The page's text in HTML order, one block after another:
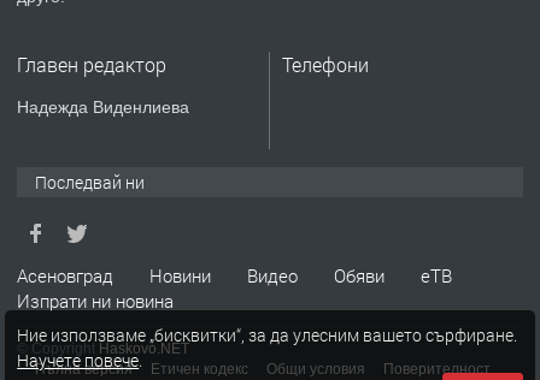
Висококачествени Целофанови
ПРЕДЛАГА Кутии с подаръци
Главен редактор
Надежда Виденлиева
Телефони
Последвай ни
Асеновград Новини Видео Обяви
еТВ
Изпрати ни новина
© Copyright Haskovo.NET
Пълна версия
Етичен кодекс Общи условия Поверителност
Ние използваме „бисквитки“, за да улесним вашето сърфиране.
Научете повече.